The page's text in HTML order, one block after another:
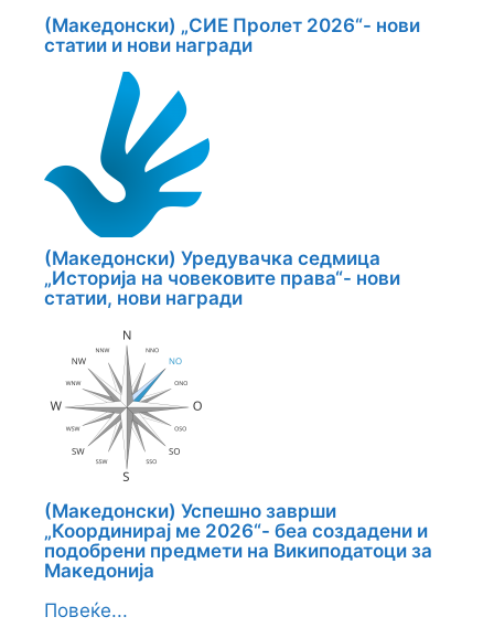
(Македонски) „СИЕ Пролет 2026“- нови
статии и нови награди
(Македонски) Уредувачка седмица
„Историја на човековите права“- нови
статии, нови награди
(Македонски) Успешно заврши
„Координирај ме 2026“- беа создадени и
подобрени предмети на Википодатоци за
Македонија
Повеќе...